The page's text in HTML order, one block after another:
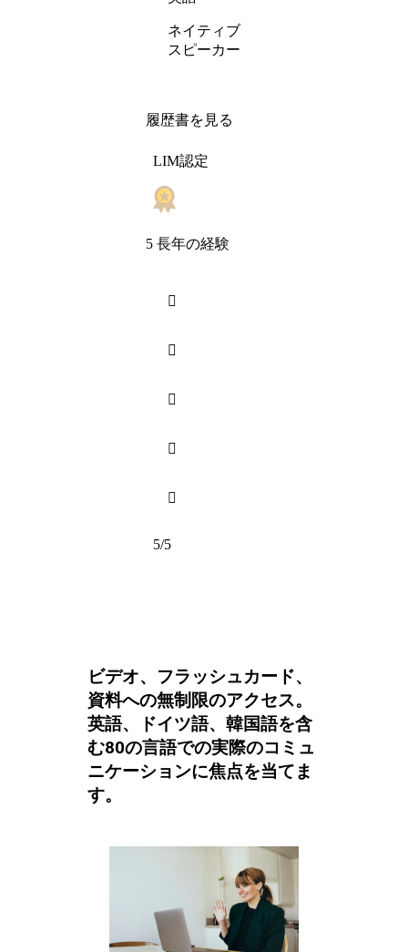
ネイティブ
スピーカー
履歴書を見る
LIM認定
5 長年の経験





5/5
ビデオ、フラッシュカード、
資料への無制限のアクセス。
英語、ドイツ語、韓国語を含
む80の言語での実際のコミュ
ニケーションに焦点を当てま
す。